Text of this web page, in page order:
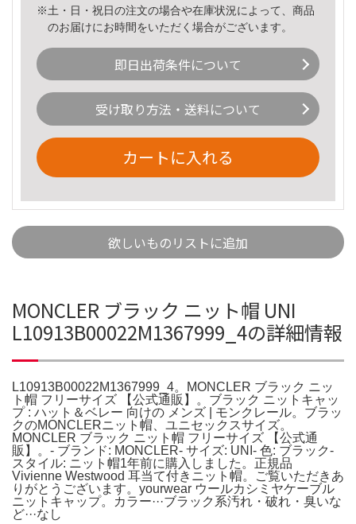
※土・日・祝日の注文の場合や在庫状況によって、商品
のお届けにお時間をいただく場合がございます。
即日出荷条件について
受け取り方法・送料について
カートに入れる
欲しいものリストに追加
MONCLER ブラック ニット帽 UNI
L10913B00022M1367999_4の詳細情報
L10913B00022M1367999_4。MONCLER ブラック ニッ
ト帽 フリーサイズ 【公式通販】。ブラック ニットキャッ
プ : ハット＆ベレー 向けの メンズ | モンクレール。ブラッ
クのMONCLERニット帽、ユニセックスサイズ。
MONCLER ブラック ニット帽 フリーサイズ 【公式通
販】。- ブランド: MONCLER- サイズ: UNI- 色: ブラック-
スタイル: ニット帽1年前に購入しました。正規品
Vivienne Westwood 耳当て付きニット帽。ご覧いただきあ
りがとうございます。yourwear ウールカシミヤケーブル
ニットキャップ。カラー···ブラック系汚れ・破れ・臭いな
ど···なし